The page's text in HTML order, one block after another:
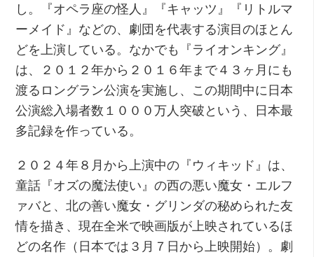
し。『オペラ座の怪人』『キャッツ』『リトルマ
ーメイド』などの、劇団を代表する演目のほとん
どを上演している。なかでも『ライオンキング』
は、２０１２年から２０１６年まで４３ヶ月にも
渡るロングラン公演を実施し、この期間中に日本
公演総入場者数１０００万人突破という、日本最
多記録を作っている。
２０２４年８月から上演中の『ウィキッド』は、
童話『オズの魔法使い』の西の悪い魔女・エルフ
ァバと、北の善い魔女・グリンダの秘められた友
情を描き、現在全米で映画版が上映されているほ
どの名作（日本では３月７日から上映開始）。劇